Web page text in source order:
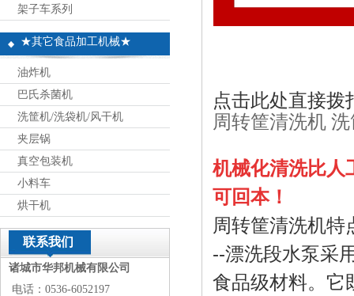
架子车系列
★其它食品加工机械★
油炸机
巴氏杀菌机
洗筐机/洗袋机/风干机
夹层锅
真空包装机
小料车
烘干机
联系我们
诸城市华邦机械有限公司
电话：0536-6052197
点击此处直接拨
周转筐清洗机
机械化清洗比人
可回本！
周转筐清洗机特
--漂洗段水泵采
食品级材料。它